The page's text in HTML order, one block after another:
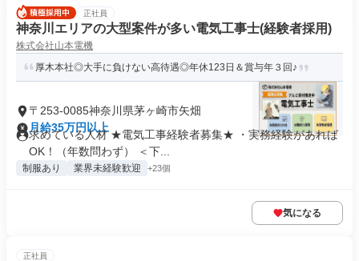
正社員
神奈川エリアの大型案件が多い電気工事士(経験者採用)
株式会社山本電機
厚木本社◎大手に負けない高待遇◎年休123日＆賞与年３回♪
〒253-0085神奈川県茅ヶ崎市矢畑
月給35万円以上
求めている人材 ★電気工事経験者募集★ ・実務経験があれば
OK！（年数問わず） ＜下...
制服あり 業界未経験歓迎 +23個
気になる
正社員